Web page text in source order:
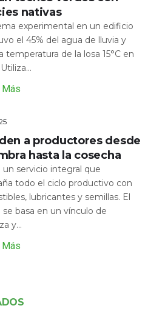
nativas
experimental en un edificio
el 45% del agua de lluvia y
temperatura de la losa 15°C en
Más
a productores desde
hasta la cosecha
un servicio integral que
todo el ciclo productivo con
lubricantes y semillas. El
basa en un vínculo de
y...
Más